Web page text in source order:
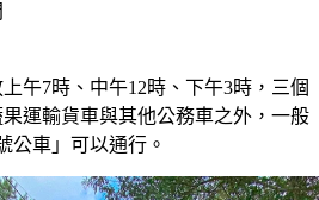
午7時、中午12時、下午3時，三個
運輸貨車與其他公務車之外，一般
公車」可以通行。